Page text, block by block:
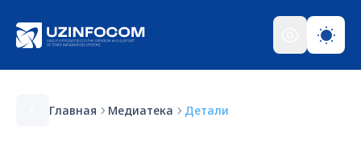
Главная Медиатека Детали